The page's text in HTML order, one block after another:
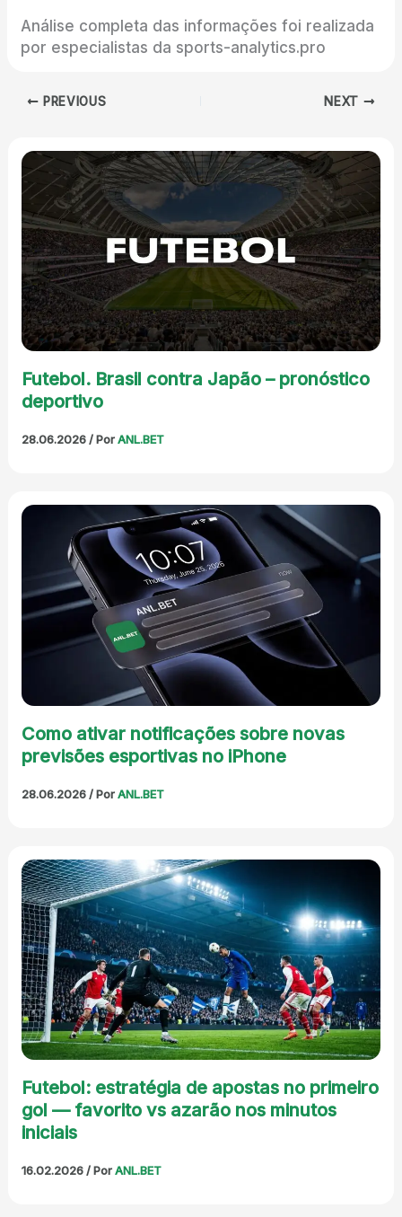
Análise completa das informações foi realizada
por especialistas da sports-analytics.pro
PREVIOUS NEXT
Futebol. Brasil contra Japão – pronóstico
deportivo
28.06.2026/ PorANL.BET
Como ativar notificações sobre novas
previsões esportivas no iPhone
28.06.2026/ PorANL.BET
Futebol: estratégia de apostas no primeiro
gol — favorito vs azarão nos minutos
iniciais
16.02.2026/ PorANL.BET